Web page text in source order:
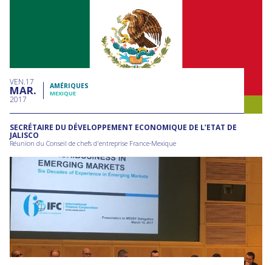
VEN 17
MAR
2017
AMÉRIQUES
MEXIQUE
SECRÉTAIRE DU DÉVELOPPEMENT ECONOMIQUE DE L’ETAT DE
JALISCO
Réunion du Conseil de chefs d'entreprise France-Mexique